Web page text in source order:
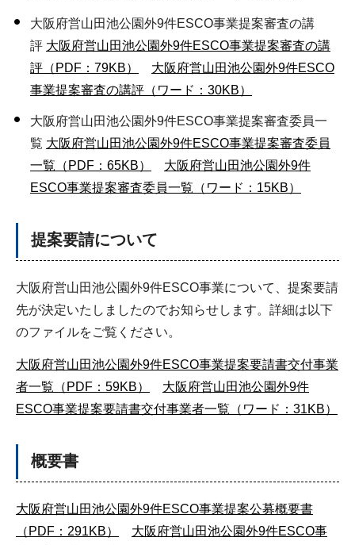
大阪府営山田池公園外9件ESCO事業提案審査の講
評 大阪府営山田池公園外9件ESCO事業提案審査の講
評（PDF：79KB）
大阪府営山田池公園外9件ESCO
事業提案審査の講評（ワード：30KB）
大阪府営山田池公園外9件ESCO事業提案審査委員一
覧 大阪府営山田池公園外9件ESCO事業提案審査委員
一覧（PDF：65KB）
大阪府営山田池公園外9件
ESCO事業提案審査委員一覧（ワード：15KB）
提案要請について
大阪府営山田池公園外9件ESCO事業について、提案要請
先が決定いたしましたのでお知らせします。詳細は以下
のファイルをご覧ください。
大阪府営山田池公園外9件ESCO事業提案要請書交付事業
者一覧（PDF：59KB）
大阪府営山田池公園外9件
ESCO事業提案要請書交付事業者一覧（ワード：31KB）
概要書
大阪府営山田池公園外9件ESCO事業提案公募概要書
（PDF：291KB）
大阪府営山田池公園外9件ESCO事